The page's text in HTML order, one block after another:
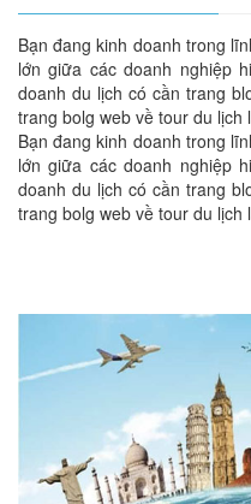
Bạn đang kinh doanh trong
lớn giữa các doanh nghiệp
doanh du lịch có cần trang
trang bolg web về tour du lịch
Bạn đang kinh doanh trong
lớn giữa các doanh nghiệp
doanh du lịch có cần trang
trang bolg web về tour du lịch